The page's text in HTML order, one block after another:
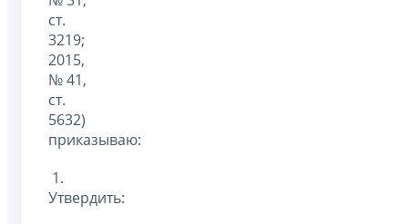
ст.
3219;
2015,
№ 41,
ст.
5632)
приказываю:
1.
Утвердить: